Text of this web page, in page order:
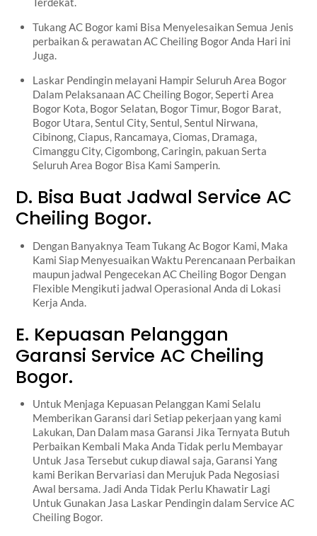
Tukang AC Bogor kami Bisa Menyelesaikan Semua Jenis
perbaikan & perawatan AC Cheiling Bogor Anda Hari ini
Juga.
Laskar Pendingin melayani Hampir Seluruh Area Bogor
Dalam Pelaksanaan AC Cheiling Bogor, Seperti Area
Bogor Kota, Bogor Selatan, Bogor Timur, Bogor Barat,
Bogor Utara, Sentul City, Sentul, Sentul Nirwana,
Cibinong, Ciapus, Rancamaya, Ciomas, Dramaga,
Cimanggu City, Cigombong, Caringin, pakuan Serta
Seluruh Area Bogor Bisa Kami Samperin.
D. Bisa Buat Jadwal Service AC
Cheiling Bogor.
Dengan Banyaknya Team Tukang Ac Bogor Kami, Maka
Kami Siap Menyesuaikan Waktu Perencanaan Perbaikan
maupun jadwal Pengecekan AC Cheiling Bogor Dengan
Flexible Mengikuti jadwal Operasional Anda di Lokasi
Kerja Anda.
E. Kepuasan Pelanggan
Garansi Service AC Cheiling
Bogor.
Untuk Menjaga Kepuasan Pelanggan Kami Selalu
Memberikan Garansi dari Setiap pekerjaan yang kami
Lakukan, Dan Dalam masa Garansi Jika Ternyata Butuh
Perbaikan Kembali Maka Anda Tidak perlu Membayar
Untuk Jasa Tersebut cukup diawal saja, Garansi Yang
kami Berikan Bervariasi dan Merujuk Pada Negosiasi
Awal bersama. Jadi Anda Tidak Perlu Khawatir Lagi
Untuk Gunakan Jasa Laskar Pendingin dalam Service AC
Cheiling Bogor.